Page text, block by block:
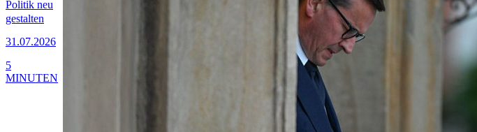
Politik neu
gestalten
31.07.2026
5
MINUTEN